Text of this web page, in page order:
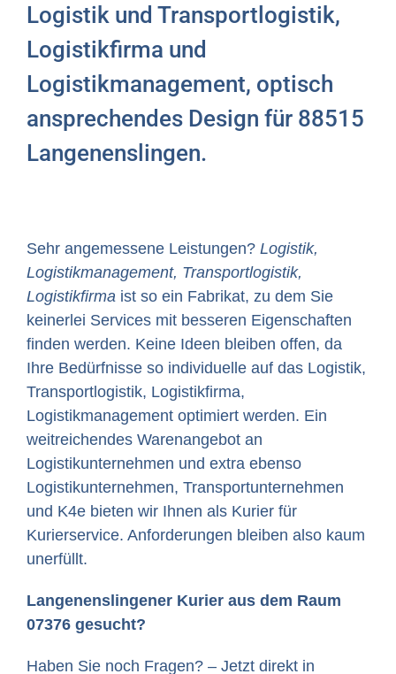
Logistik und Transportlogistik,
Logistikfirma und
Logistikmanagement, optisch
ansprechendes Design für 88515
Langenenslingen.
Sehr angemessene Leistungen? Logistik,
Logistikmanagement, Transportlogistik,
Logistikfirma ist so ein Fabrikat, zu dem Sie
keinerlei Services mit besseren Eigenschaften
finden werden. Keine Ideen bleiben offen, da
Ihre Bedürfnisse so individuelle auf das Logistik,
Transportlogistik, Logistikfirma,
Logistikmanagement optimiert werden. Ein
weitreichendes Warenangebot an
Logistikunternehmen und extra ebenso
Logistikunternehmen, Transportunternehmen
und K4e bieten wir Ihnen als Kurier für
Kurierservice. Anforderungen bleiben also kaum
unerfüllt.
Langenenslingener Kurier aus dem Raum
07376 gesucht?
Haben Sie noch Fragen? – Jetzt direkt in